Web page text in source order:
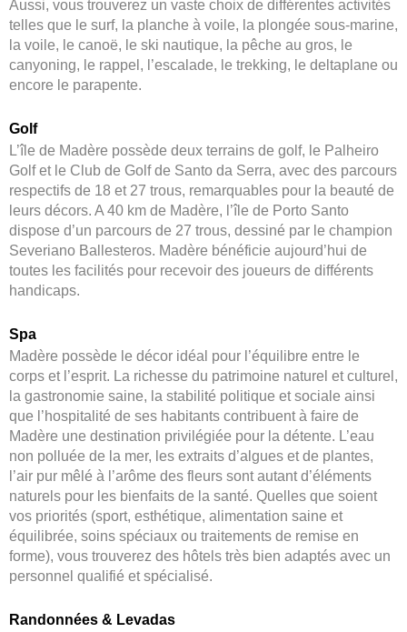
Aussi, vous trouverez un vaste choix de différentes activités
telles que le surf, la planche à voile, la plongée sous-marine,
la voile, le canoë, le ski nautique, la pêche au gros, le
canyoning, le rappel, l’escalade, le trekking, le deltaplane ou
encore le parapente.
Golf
L’île de Madère possède deux terrains de golf, le Palheiro
Golf et le Club de Golf de Santo da Serra, avec des parcours
respectifs de 18 et 27 trous, remarquables pour la beauté de
leurs décors. A 40 km de Madère, l’île de Porto Santo
dispose d’un parcours de 27 trous, dessiné par le champion
Severiano Ballesteros. Madère bénéficie aujourd’hui de
toutes les facilités pour recevoir des joueurs de différents
handicaps.
Spa
Madère possède le décor idéal pour l’équilibre entre le
corps et l’esprit. La richesse du patrimoine naturel et culturel,
la gastronomie saine, la stabilité politique et sociale ainsi
que l’hospitalité de ses habitants contribuent à faire de
Madère une destination privilégiée pour la détente. L’eau
non polluée de la mer, les extraits d’algues et de plantes,
l’air pur mêlé à l’arôme des fleurs sont autant d’éléments
naturels pour les bienfaits de la santé. Quelles que soient
vos priorités (sport, esthétique, alimentation saine et
équilibrée, soins spéciaux ou traitements de remise en
forme), vous trouverez des hôtels très bien adaptés avec un
personnel qualifié et spécialisé.
Randonnées & Levadas